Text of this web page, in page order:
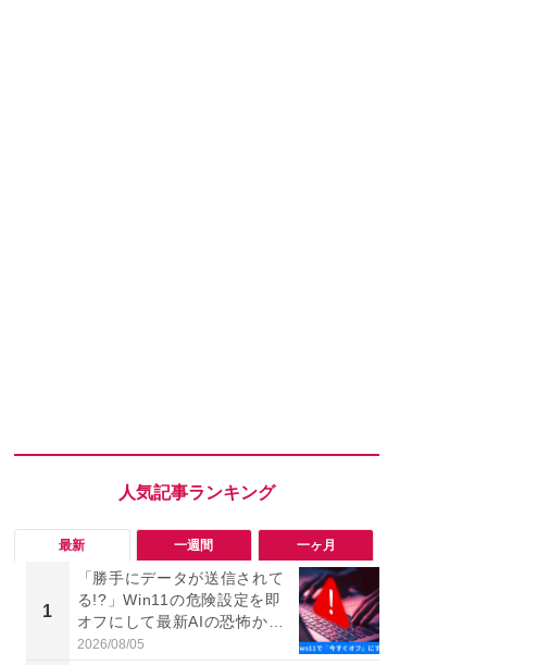
最新 一週間 一ヶ月
1
「勝手にデータが送信されて
る!?」Win11の危険設定を即
オフにして最新AIの恐怖から
身を守る技
2026/08/05